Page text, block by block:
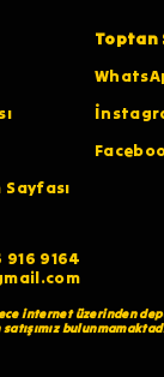
Toptan
9164
internet üzerinden